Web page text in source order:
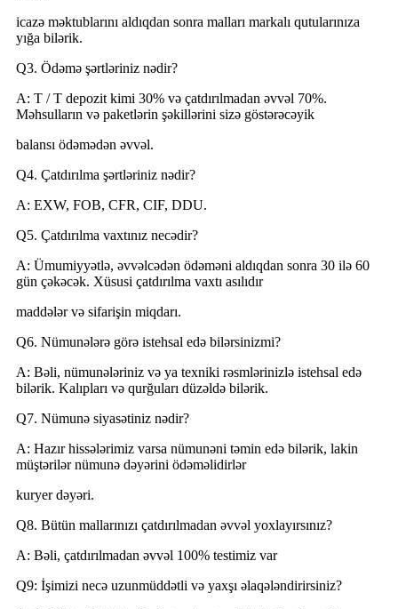
icazə məktublarını aldıqdan sonra malları markalı qutularınıza
yığa bilərik.
Q3. Ödəmə şərtləriniz nədir?
A: T / T depozit kimi 30% və çatdırılmadan əvvəl 70%.
Məhsulların və paketlərin şəkillərini sizə göstərəcəyik
balansı ödəmədən əvvəl.
Q4. Çatdırılma şərtləriniz nədir?
A: EXW, FOB, CFR, CIF, DDU.
Q5. Çatdırılma vaxtınız necədir?
A: Ümumiyyətlə, əvvəlcədən ödəməni aldıqdan sonra 30 ilə 60
gün çəkəcək. Xüsusi çatdırılma vaxtı asılıdır
maddələr və sifarişin miqdarı.
Q6. Nümunələrə görə istehsal edə bilərsinizmi?
A: Bəli, nümunələriniz və ya texniki rəsmlərinizlə istehsal edə
bilərik. Kalıpları və qurğuları düzəldə bilərik.
Q7. Nümunə siyasətiniz nədir?
A: Hazır hissələrimiz varsa nümunəni təmin edə bilərik, lakin
müştərilər nümunə dəyərini ödəməlidirlər
kuryer dəyəri.
Q8. Bütün mallarınızı çatdırılmadan əvvəl yoxlayırsınız?
A: Bəli, çatdırılmadan əvvəl 100% testimiz var
Q9: İşimizi necə uzunmüddətli və yaxşı əlaqələndirirsiniz?